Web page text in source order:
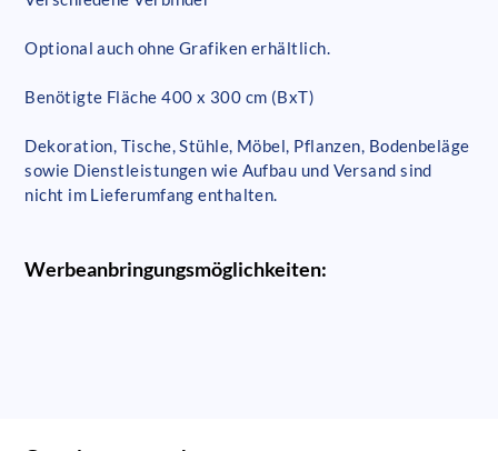
Optional auch ohne Grafiken erhältlich.
Benötigte Fläche 400 x 300 cm (BxT)
Dekoration, Tische, Stühle, Möbel, Pflanzen, Bodenbeläge
sowie Dienstleistungen wie Aufbau und Versand sind
nicht im Lieferumfang enthalten.
Werbeanbringungsmöglichkeiten: